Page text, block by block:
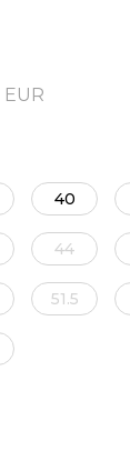
EUR
40
44
51.5